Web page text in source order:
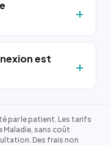
est
par le patient. Les tarifs
Maladie, sans coût
Des frais non